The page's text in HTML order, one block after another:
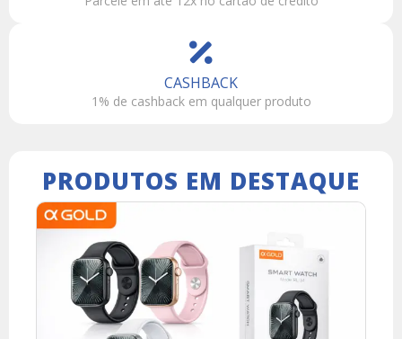
CASHBACK
1% de cashback em qualquer produto
PRODUTOS EM DESTAQUE